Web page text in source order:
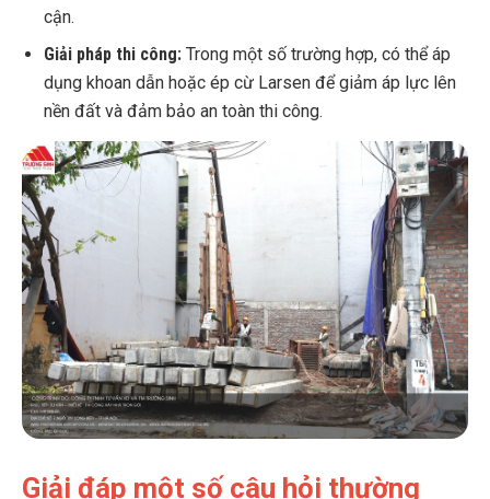
cận.
Giải pháp thi công: Trong một số trường hợp, có thể áp
dụng khoan dẫn hoặc ép cừ Larsen để giảm áp lực lên
nền đất và đảm bảo an toàn thi công.
Giải đáp một số câu hỏi thường